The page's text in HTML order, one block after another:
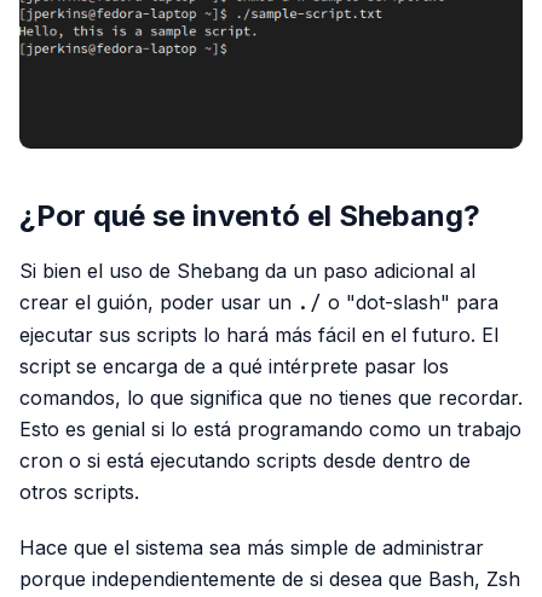
¿Por qué se inventó el Shebang?
Si bien el uso de Shebang da un paso adicional al
crear el guión, poder usar un ./ o "dot-slash" para
ejecutar sus scripts lo hará más fácil en el futuro. El
script se encarga de a qué intérprete pasar los
comandos, lo que significa que no tienes que recordar.
Esto es genial si lo está programando como un trabajo
cron o si está ejecutando scripts desde dentro de
otros scripts.
Hace que el sistema sea más simple de administrar
porque independientemente de si desea que Bash, Zsh